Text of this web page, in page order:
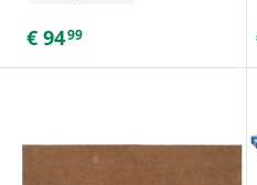
€ 9499